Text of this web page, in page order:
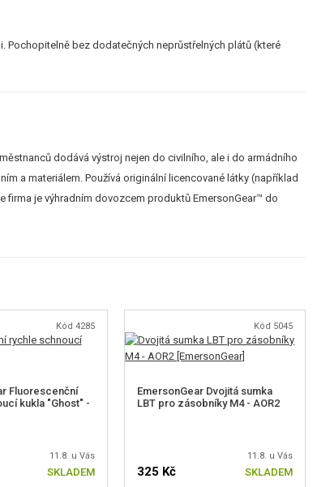
Pochopitelně bez dodatečných neprůstřelných plátů (které
dodává výstroj nejen do civilního, ale i do armádního
a materiálem. Používá originální licencované látky (například
je výhradním dovozcem produktů EmersonGear™ do
Kód 4285
Fluorescenční
kukla "Ghost" -
11.8. u Vás
SKLADEM
Kód 5045
EmersonGear Dvojitá sumka
LBT pro zásobníky M4 - AOR2
11.8. u Vás
325 Kč SKLADEM